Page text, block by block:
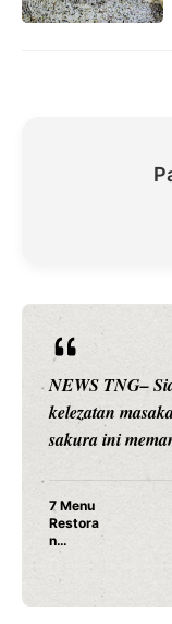
NEWS TNG–
hiburan,
merambah